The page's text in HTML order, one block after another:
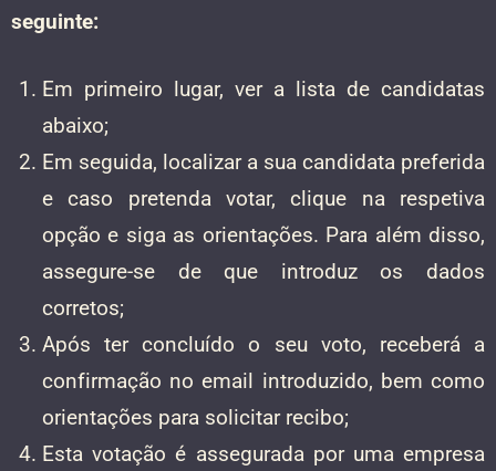
seguinte:
Em primeiro lugar, ver a lista de candidatas
abaixo;
Em seguida, localizar a sua candidata preferida
e caso pretenda votar, clique na respetiva
opção e siga as orientações. Para além disso,
assegure-se de que introduz os dados
corretos;
Após ter concluído o seu voto, receberá a
confirmação no email introduzido, bem como
orientações para solicitar recibo;
Esta votação é assegurada por uma empresa